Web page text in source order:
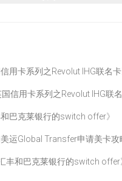
用卡系列之Revolut IHG联名卡
国信用卡系列之Revolut IHG联
巴克莱银行的switch offer》
运Global Transfer申请美卡攻
丰和巴克莱银行的switch offer